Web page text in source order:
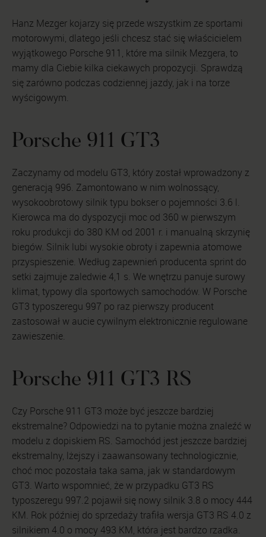
Hanz Mezger kojarzy się przede wszystkim ze sportami
motorowymi, dlatego jeśli chcesz stać się właścicielem
wyjątkowego Porsche 911, które ma silnik Mezgera, to
mamy dla Ciebie kilka ciekawych propozycji. Sprawdzą
się zarówno podczas codziennej jazdy, jak i na torze
wyścigowym.
Porsche 911 GT3
Zaczynamy od modelu GT3, który został wprowadzony z
generacją 996. Zamontowano w nim wolnossący,
wysokoobrotowy silnik typu bokser o pojemności 3.6 l.
Kierowca ma do dyspozycji moc od 360 w pierwszym
roku produkcji do 380 KM od 2001 r. i manualną skrzynię
biegów. Silnik lubi wysokie obroty i zapewnia atomowe
przyspieszenie. Według zapewnień producenta sprint do
setki zajmuje zaledwie 4,1 s. We wnętrzu panuje surowy
klimat, typowy dla sportowych samochodów. W Porsche
GT3 typoszeregu 997 po raz pierwszy producent
zastosował w aucie cywilnym elektronicznie regulowane
zawieszenie.
Porsche 911 GT3 RS
Czy Porsche 911 GT3 może być jeszcze bardziej
ekstremalne? Odpowiedzi na to pytanie można znaleźć w
modelu z dopiskiem RS. Samochód jest jeszcze bardziej
ekstremalny, lżejszy i zaawansowany technologicznie,
choć moc pozostała taka sama, jak w standardowym
GT3. Warto wspomnieć, że w przypadku GT3 RS
typoszeregu 997.2 pojawił się nowy silnik 3.8 o mocy 444
KM. Rok później do sprzedaży trafiła wersja GT3 RS 4.0 z
silnikiem 4.0 o mocy 493 KM, która jest bardzo rzadka.